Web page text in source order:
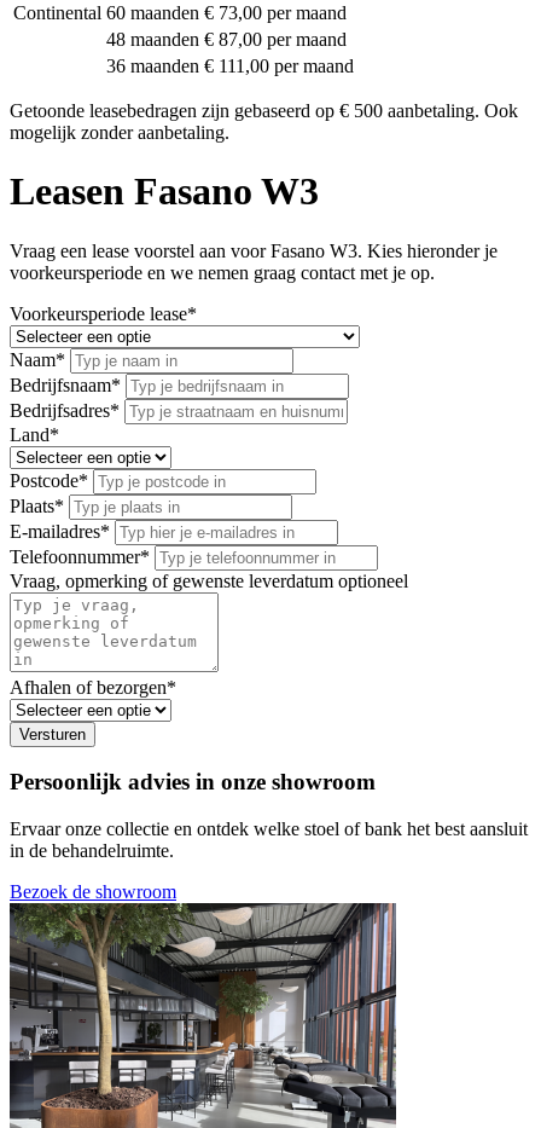
Continental 60 maanden € 73,00 per maand
48 maanden € 87,00 per maand
36 maanden € 111,00 per maand
Getoonde leasebedragen zijn gebaseerd op € 500 aanbetaling. Ook
mogelijk zonder aanbetaling.
Leasen Fasano W3
Vraag een lease voorstel aan voor Fasano W3. Kies hieronder je
voorkeursperiode en we nemen graag contact met je op.
Voorkeursperiode lease*
Naam*
Bedrijfsnaam*
Bedrijfsadres*
Land*
Postcode*
Plaats*
E-mailadres*
Telefoonnummer*
Vraag, opmerking of gewenste leverdatum optioneel
Afhalen of bezorgen*
Versturen
Persoonlijk advies in onze showroom
Ervaar onze collectie en ontdek welke stoel of bank het best aansluit
in de behandelruimte.
Bezoek de showroom